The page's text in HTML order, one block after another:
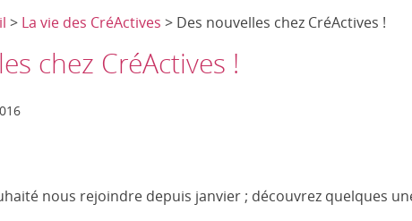
> La vie des CréActives > Des nouvelles chez CréActives !
chez CréActives !
nous rejoindre depuis janvier ; découvrez quelques